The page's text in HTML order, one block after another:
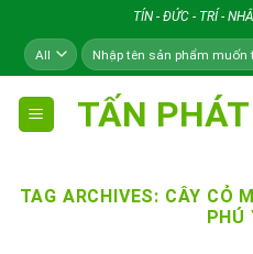
content
TÍN - ĐỨC - TRÍ -
Tìm
kiếm:
TẤN
TAG ARCHIVES: CÂY CỎ
PHÚ